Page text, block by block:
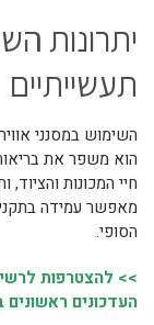
יתרונות
תעשייתיים
השימוש במסנני
הוא משפר את
חיי המכונות והציוד,
מאפשר עמידה
הסופי.
>> להצטרפות
העדכונים